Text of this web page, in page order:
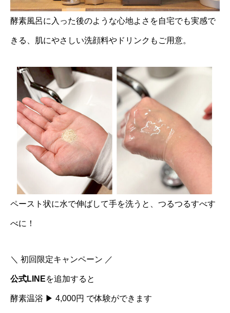
酵素風呂に入った後のような心地よさを自宅でも実感で
きる、肌にやさしい洗顔料やドリンクもご用意。
ペースト状に水で伸ばして手を洗うと、つるつるすべす
べに！
＼ 初回限定キャンペーン ／
公式LINEを追加すると
酵素温浴 ▶︎ 4,000円 で体験ができます